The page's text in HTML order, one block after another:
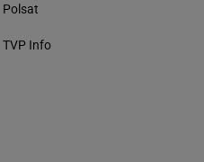
Polsat
TVP Info